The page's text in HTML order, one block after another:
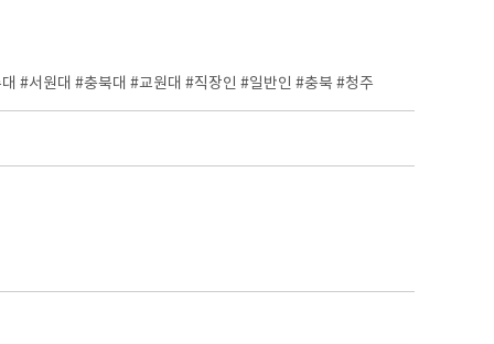
#서원대 #충북대 #교원대 #직장인 #일반인 #충북 #청주